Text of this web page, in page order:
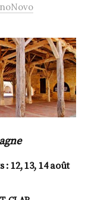
12, 13, 14 août